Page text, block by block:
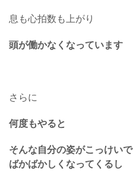
息も心拍数も上がり
頭が働かなくなっています
さらに
何度もやると
そんな自分の姿がこっけいで
ばかばかしくなってくるし